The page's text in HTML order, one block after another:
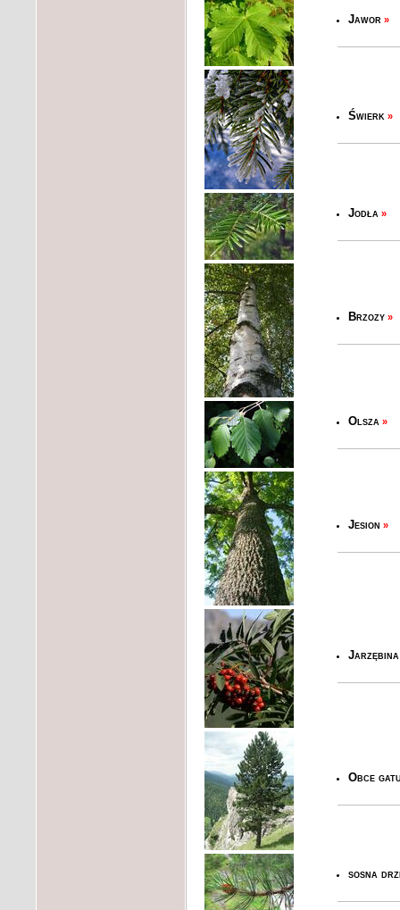
Jawor »
Świerk »
Jodła »
Brzozy »
Olsza »
Jesion »
Jarzębina
Obce
sosna